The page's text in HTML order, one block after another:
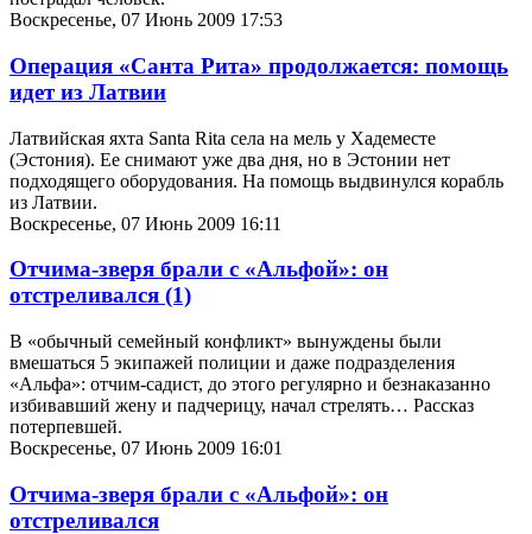
Воскресенье, 07 Июнь 2009 17:53
Операция «Санта Рита» продолжается: помощь
идет из Латвии
Латвийская яхта Santa Rita села на мель у Хадеместе
(Эстония). Ее снимают уже два дня, но в Эстонии нет
подходящего оборудования. На помощь выдвинулся корабль
из Латвии.
Воскресенье, 07 Июнь 2009 16:11
Отчима-зверя брали с «Альфой»: он
отстреливался (1)
В «обычный семейный конфликт» вынуждены были
вмешаться 5 экипажей полиции и даже подразделения
«Альфа»: отчим-садист, до этого регулярно и безнаказанно
избивавший жену и падчерицу, начал стрелять… Рассказ
потерпевшей.
Воскресенье, 07 Июнь 2009 16:01
Отчима-зверя брали с «Альфой»: он
отстреливался